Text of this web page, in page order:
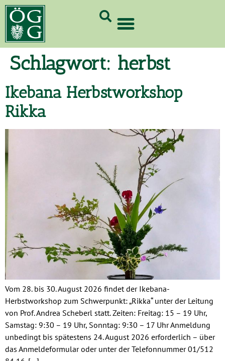
Schlagwort: herbst
Ikebana Herbstworkshop
Rikka
Vom 28. bis 30. August 2026 findet der Ikebana-
Herbstworkshop zum Schwerpunkt: „Rikka“ unter der Leitung
von Prof. Andrea Scheberl statt. Zeiten: Freitag: 15 – 19 Uhr,
Samstag: 9:30 – 19 Uhr, Sonntag: 9:30 – 17 Uhr Anmeldung
unbedingt bis spätestens 24. August 2026 erforderlich – über
das Anmeldeformular oder unter der Telefonnummer 01/512